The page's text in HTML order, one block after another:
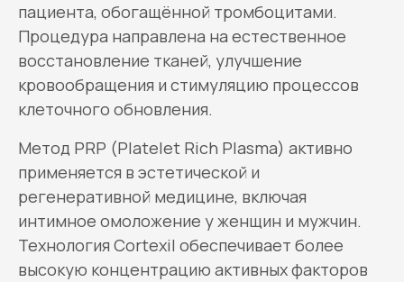
пациента, обогащённой тромбоцитами.
Процедура направлена на естественное
восстановление тканей, улучшение
кровообращения и стимуляцию процессов
клеточного обновления.
Метод PRP (Platelet Rich Plasma) активно
применяется в эстетической и
регенеративной медицине, включая
интимное омоложение у женщин и мужчин.
Технология Cortexil обеспечивает более
высокую концентрацию активных факторов